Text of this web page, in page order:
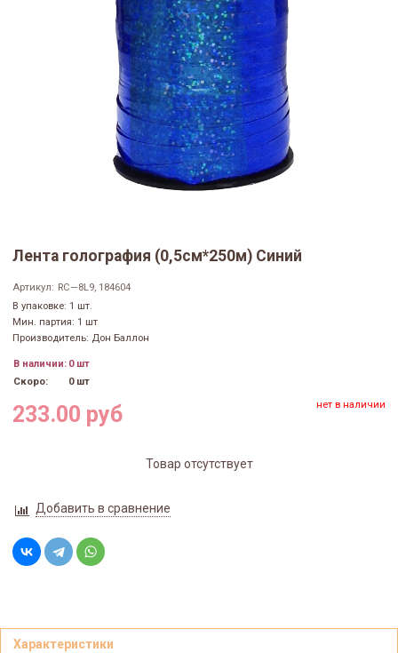
Лента голография (0,5см*250м) Синий
Артикул: RC—8L9, 184604
В упаковке: 1 шт.
Мин. партия: 1 шт
Производитель: Дон Баллон
В наличии: 0 шт
Скоро:
0 шт
233.00 руб нет в наличии
Товар отсутствует
Добавить в сравнение
Характеристики